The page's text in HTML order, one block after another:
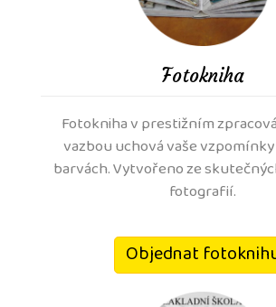
orientovanou.
Nabízené produkty
fotografieFotokniha
Fotokniha v prestižním
vazbou uchová vaše
barvách. Vytvořeno ze
fotografií.
Objednat